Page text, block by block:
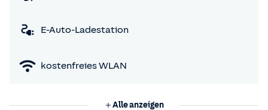
E-Auto-Ladestation
kostenfreies WLAN
Alle anzeigen